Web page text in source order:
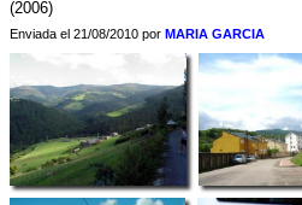
(2006)
Enviada el 21/08/2010 por MARIA GARCIA